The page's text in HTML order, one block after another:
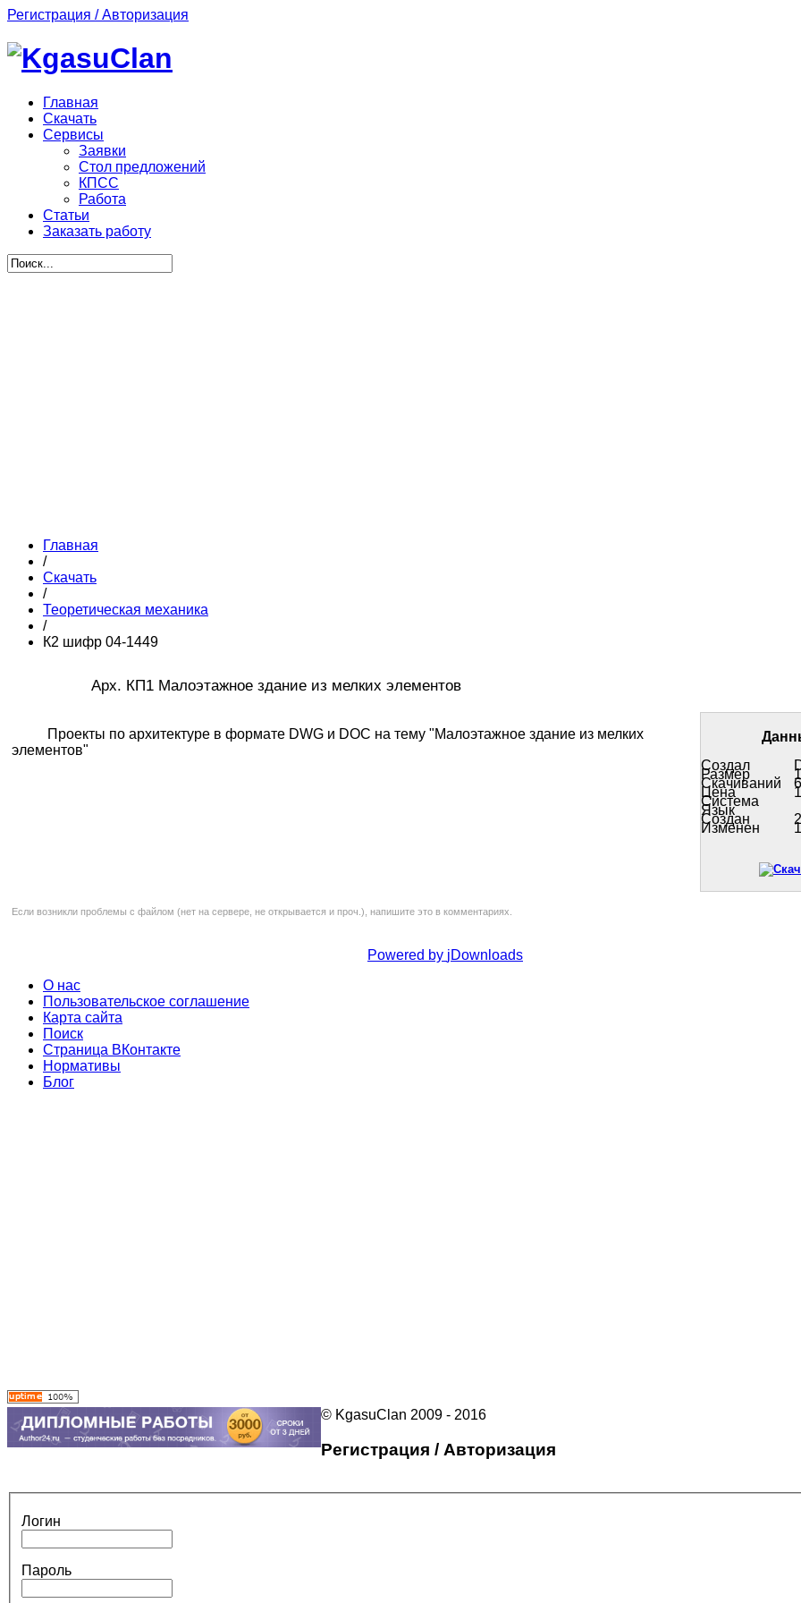
Регистрация / Авторизация
Главная
Скачать
Сервисы
Заявки
Стол предложений
КПСС
Работа
Статьи
Заказать работу
Главная
/
Скачать
/
Теоретическая механика
/
К2 шифр 04-1449
Арх. КП1 Малоэтажное здание из мелких элементов
Проекты по архитектуре в формате DWG и DOC на тему "Малоэтажное здание из мелких
элементов"
Создал
Размер
Скачиваний
Цена
Система
Язык
Создан
Изменен
Если возникли проблемы с файлом (нет на сервере, не открывается и проч.), напишите это в комментариях.
Powered by jDownloads
О нас
Пользовательское соглашение
Карта сайта
Поиск
Страница ВКонтакте
Нормативы
Блог
© KgasuClan 2009 - 2016
Регистрация / Авторизация
Логин
Пароль